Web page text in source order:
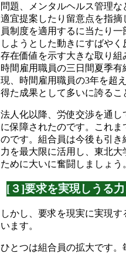
問題、メンタルヘルス管理
適宜提案したり留意点を指
員制度を適用するに当たり
しようとした動きにすばや
存在価値を示す大きな取り組
時間雇用職員の三日間夏季
現、時間雇用職員の3年を超
得た成果として多いに誇るこ
法人化以降、労使交渉を通
に保障されたのです。これ
のです。組合員は今後も引
力を最大限に活用し、東北
ために大いに奮闘しましょう
[３]要求を実現しうる力
しかし、要求を現実に実現
います。
ひとつは組合員の拡大です